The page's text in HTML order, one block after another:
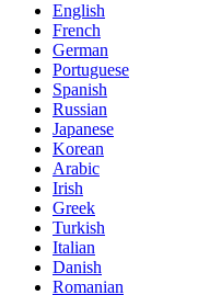
English
French
German
Portuguese
Spanish
Russian
Japanese
Korean
Arabic
Irish
Greek
Turkish
Italian
Danish
Romanian